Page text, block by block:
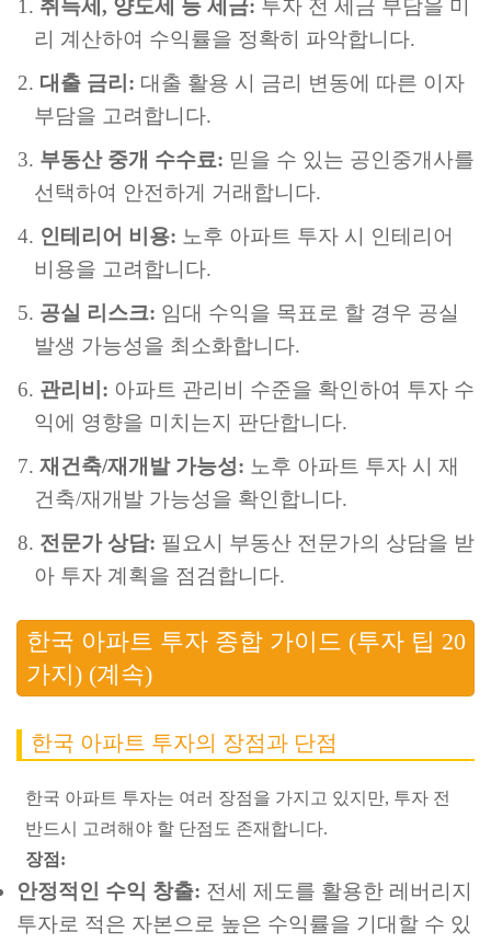
취득세, 양도세 등 세금: 투자 전 세금 부담을 미
리 계산하여 수익률을 정확히 파악합니다.
대출 금리: 대출 활용 시 금리 변동에 따른 이자
부담을 고려합니다.
부동산 중개 수수료: 믿을 수 있는 공인중개사를
선택하여 안전하게 거래합니다.
인테리어 비용: 노후 아파트 투자 시 인테리어
비용을 고려합니다.
공실 리스크: 임대 수익을 목표로 할 경우 공실
발생 가능성을 최소화합니다.
관리비: 아파트 관리비 수준을 확인하여 투자 수
익에 영향을 미치는지 판단합니다.
재건축/재개발 가능성: 노후 아파트 투자 시 재
건축/재개발 가능성을 확인합니다.
전문가 상담: 필요시 부동산 전문가의 상담을 받
아 투자 계획을 점검합니다.
한국 아파트 투자 종합 가이드 (투자 팁 20
가지) (계속)
한국 아파트 투자의 장점과 단점
한국 아파트 투자는 여러 장점을 가지고 있지만, 투자 전
반드시 고려해야 할 단점도 존재합니다.
장점:
안정적인 수익 창출: 전세 제도를 활용한 레버리지
투자로 적은 자본으로 높은 수익률을 기대할 수 있